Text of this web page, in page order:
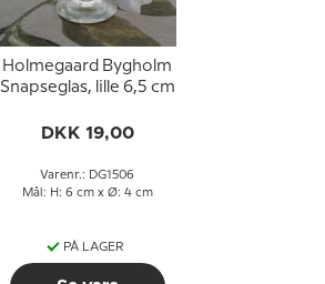
Holmegaard Bygholm
Snapseglas, lille 6,5 cm
DKK 19,00
Varenr.: DG1506
Mål: H: 6 cm x Ø: 4 cm
PÅ LAGER